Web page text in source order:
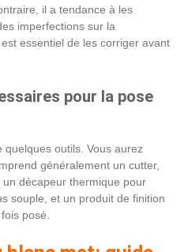
il a tendance à les
imperfections sur la
essentiel de les corriger avant
pour la pose
outils. Vous aurez
généralement un cutter,
décapeur thermique pour
souple, et un produit de finition
posé.